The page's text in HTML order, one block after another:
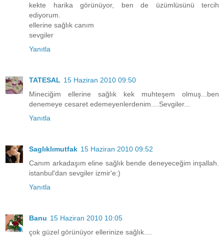
kekte harika görünüyor, ben de üzümlüsünü tercih
ediyorum.
ellerine sağlık canım
sevgiler
Yanıtla
TATESAL 15 Haziran 2010 09:50
Mineciğim ellerine sağlık kek muhteşem olmuş...ben
denemeye cesaret edemeyenlerdenim....Sevgiler...
Yanıtla
Saglıklımutfak 15 Haziran 2010 09:52
Canım arkadaşım eline sağlık bende deneyeceğim inşallah.
istanbul'dan sevgiler izmir'e:)
Yanıtla
Banu 15 Haziran 2010 10:05
çok güzel görünüyor ellerinize sağlık....